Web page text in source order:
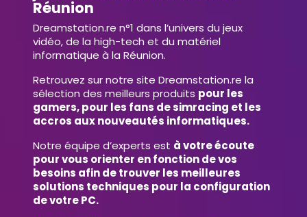
Réunion
Dreamstation.re n°1 dans l’univers du jeux
vidéo, de la high-tech et du matériel
informatique à la Réunion.
Retrouvez sur notre site Dreamstation.re la
sélection des meilleurs produits pour les
gamers, pour les fans de simracing et les
accros aux nouveautés informatiques.
Notre équipe d’experts est à votre écoute
pour vous orienter en fonction de vos
besoins afin de trouver les meilleures
solutions techniques pour la configuration
de votre PC.